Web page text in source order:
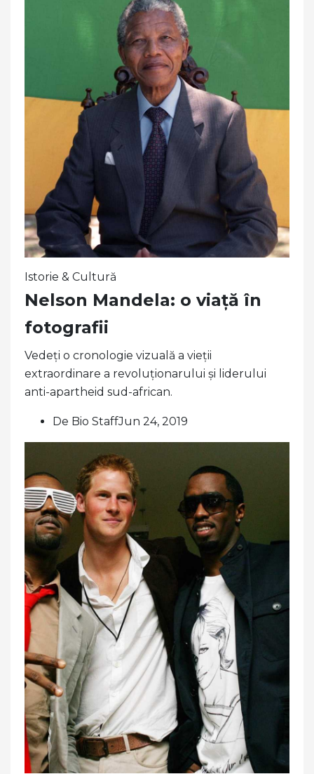
Istorie & Cultură
Nelson Mandela: o viață în
fotografii
Vedeți o cronologie vizuală a vieții
extraordinare a revoluționarului și liderului
anti-apartheid sud-african.
De Bio StaffJun 24, 2019